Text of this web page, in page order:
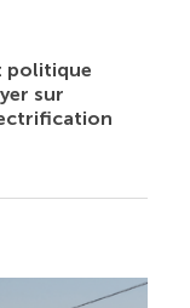
politique
sur